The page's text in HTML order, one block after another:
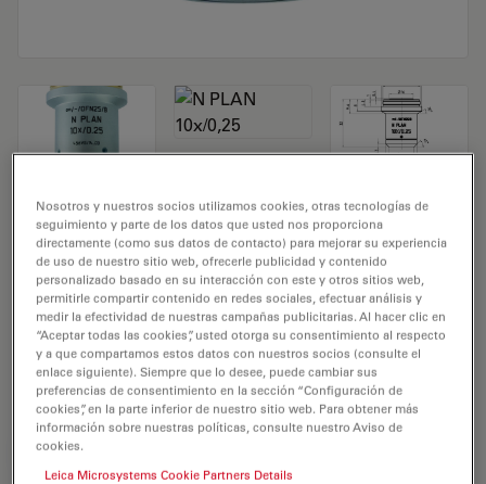
Objetivo de microscopio N PLAN 10x/0,25
N.º de producto 11506405
El objetivo N PLAN 10x/0,25 tiene un aumento de 10X y
una apertura numérica de 0,25mm. Para uso en medio
seco y con una rosca de objetivo de M25 con una
distancia de trabajo libre de 0,3 mm y un FN de 20.
REQUEST FOR QUOTE
Nosotros y nuestros socios utilizamos cookies, otras tecnologías de
seguimiento y parte de los datos que usted nos proporciona
directamente (como sus datos de contacto) para mejorar su experiencia
de uso de nuestro sitio web, ofrecerle publicidad y contenido
personalizado basado en su interacción con este y otros sitios web,
permitirle compartir contenido en redes sociales, efectuar análisis y
medir la efectividad de nuestras campañas publicitarias. Al hacer clic en
“Aceptar todas las cookies”, usted otorga su consentimiento al respecto
y a que compartamos estos datos con nuestros socios (consulte el
enlace siguiente). Siempre que lo desee, puede cambiar sus
preferencias de consentimiento en la sección “Configuración de
cookies”, en la parte inferior de nuestro sitio web. Para obtener más
información sobre nuestras políticas, consulte nuestro Aviso de
cookies.
Leica Microsystems Cookie Partners Details